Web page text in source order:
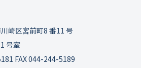
崎区宮前町8 番11 号
号室
FAX 044-244-5189